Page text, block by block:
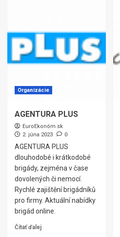
Organizácie
AGENTURA PLUS
EuroEkonóm.sk
2. júna 2023
0
AGENTURA PLUS
dlouhodobé i krátkodobé
brigády, zejména v čase
dovolených či nemocí.
Rychlé zajištění brigádníků
pro firmy. Aktuální nabídky
brigád online.
Čítať ďalej